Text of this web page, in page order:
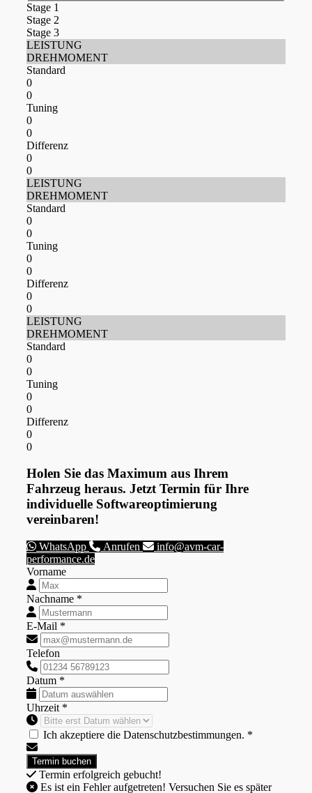
Stage 1
Stage 2
Stage 3
LEISTUNG
DREHMOMENT
Standard
0
0
Tuning
0
0
Differenz
0
0
LEISTUNG
DREHMOMENT
Standard
0
0
Tuning
0
0
Differenz
0
0
LEISTUNG
DREHMOMENT
Standard
0
0
Tuning
0
0
Differenz
0
0
Holen Sie das Maximum aus Ihrem
Fahrzeug heraus. Jetzt Termin für Ihre
individuelle Softwareoptimierung
vereinbaren!
WhatsApp Anrufen
info@avm-car-
performance.de
Vorname
Nachname *
E-Mail *
Telefon
Datum *
Uhrzeit *
Ich akzeptiere die Datenschutzbestimmungen. *
Termin erfolgreich gebucht!